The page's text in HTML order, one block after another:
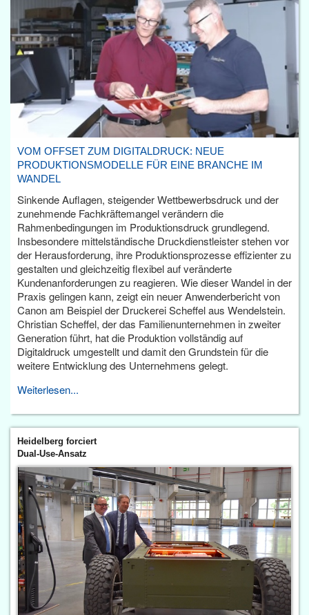
VOM OFFSET ZUM DIGITALDRUCK: NEUE
PRODUKTIONSMODELLE FÜR EINE BRANCHE IM
WANDEL
Sinkende Auflagen, steigender Wettbewerbsdruck und der
zunehmende Fachkräftemangel verändern die
Rahmenbedingungen im Produktionsdruck grundlegend.
Insbesondere mittelständische Druckdienstleister stehen vor
der Herausforderung, ihre Produktionsprozesse effizienter zu
gestalten und gleichzeitig flexibel auf veränderte
Kundenanforderungen zu reagieren. Wie dieser Wandel in der
Praxis gelingen kann, zeigt ein neuer Anwenderbericht von
Canon am Beispiel der Druckerei Scheffel aus Wendelstein.
Christian Scheffel, der das Familienunternehmen in zweiter
Generation führt, hat die Produktion vollständig auf
Digitaldruck umgestellt und damit den Grundstein für die
weitere Entwicklung des Unternehmens gelegt.
Weiterlesen...
Heidelberg forciert
Dual-Use-Ansatz